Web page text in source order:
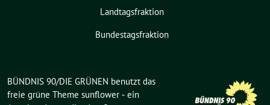
Landtagsfraktion
Bundestagsfraktion
BÜNDNIS 90/DIE GRÜNEN benutzt das
freie grüne Theme sunflower ‐ ein